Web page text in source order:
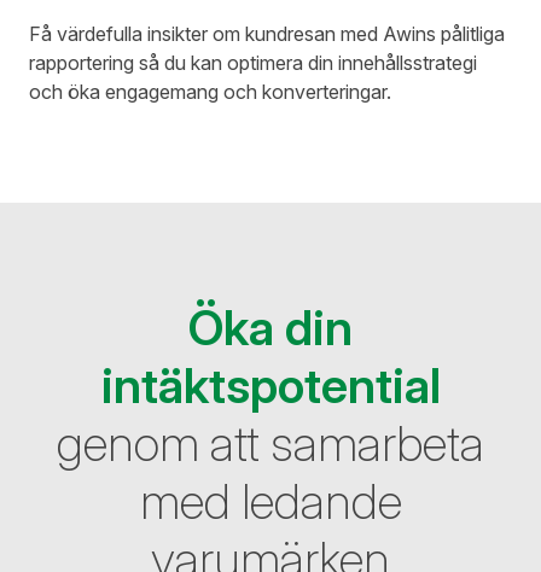
Få värdefulla insikter om kundresan med Awins pålitliga
rapportering så du kan optimera din innehållsstrategi
och öka engagemang och konverteringar.
Öka din
intäktspotential
genom att samarbeta
med ledande
varumärken